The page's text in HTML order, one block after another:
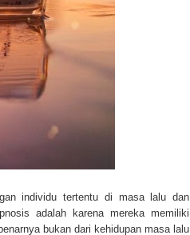
individu tertentu di masa lalu dan
adalah karena mereka memiliki
bukan dari kehidupan masa lalu